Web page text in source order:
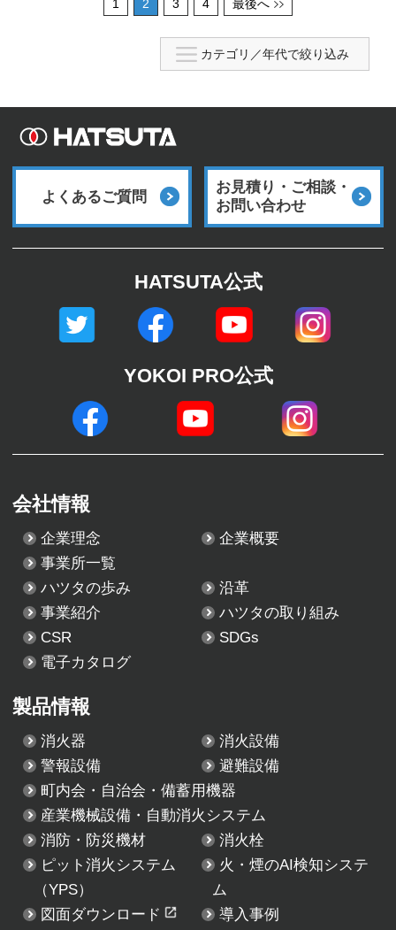
1 2 3 4 最後へ
よくあるご質問
お見積り・ご相談・
お問い合わせ
HATSUTA公式
YOKOI PRO公式
会社情報
企業理念
企業概要
事業所一覧
ハツタの歩み
沿革
事業紹介
ハツタの取り組み
CSR
SDGs
電子カタログ
製品情報
消火器
消火設備
警報設備
避難設備
町内会・自治会・備蓄用機器
産業機械設備・自動消火システム
消防・防災機材
消火栓
ピット消火システム
（YPS）
火・煙のAI検知システ
ム
図面ダウンロード
導入事例